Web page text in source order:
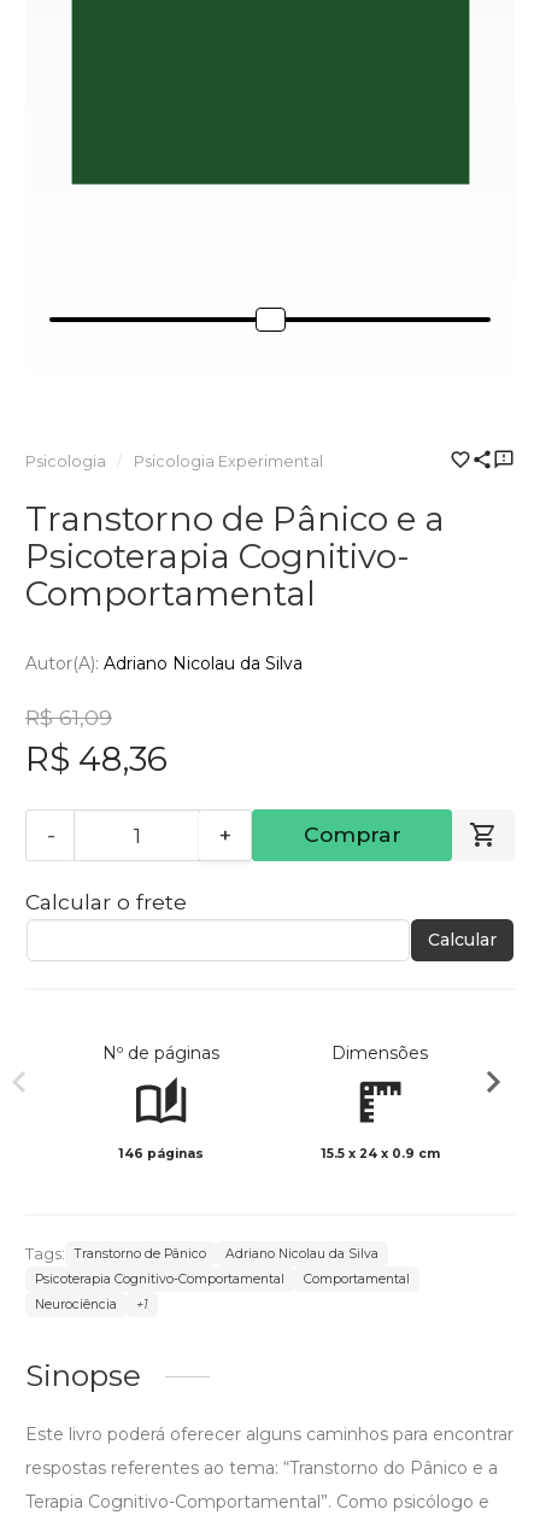
Psicologia Psicologia Experimental
Transtorno de Pânico e a
Psicoterapia Cognitivo-
Comportamental
Autor(a): Adriano Nicolau da Silva
R$ 61,09
R$ 48,36
- + Comprar
Calcular o frete
Calcular
Nº de páginas
146 páginas
Dimensões
15.5 x 24 x 0.9 cm
Tags: Transtorno de Pânico
Adriano Nicolau da Silva
Psicoterapia Cognitivo-Comportamental
Comportamental
Neurociência
+1
Sinopse
Este livro poderá oferecer alguns caminhos para encontrar
respostas referentes ao tema: “Transtorno do Pânico e a
Terapia Cognitivo-Comportamental”. Como psicólogo e